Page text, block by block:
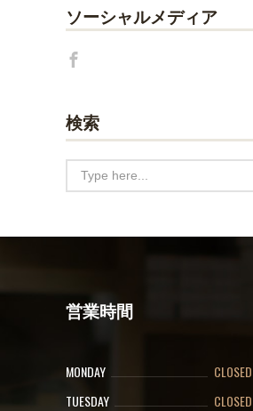
ソーシャルメディア
検索
営業時間
MONDAY
CLOSED
TUESDAY
CLOSED